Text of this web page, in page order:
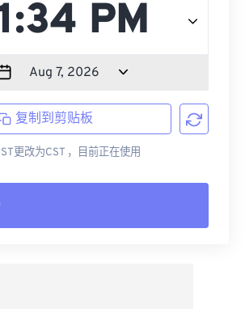
复制到剪贴板
更改为CST ，目前正在使用